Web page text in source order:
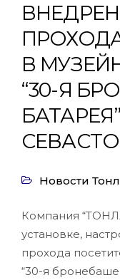
В
“30-Я
Новости
Компания
установке,
прохода
“30-я